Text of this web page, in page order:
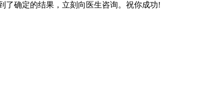
了确定的结果，立刻向医生咨询。祝你成功!